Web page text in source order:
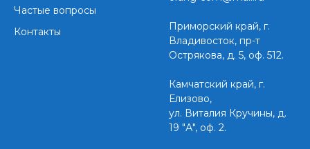
Частые вопросы
Контакты
Приморский край, г.
Владивосток, пр-т
Острякова, д. 5, оф. 512.
Камчатский край, г.
Елизово,
ул. Виталия Кручины, д.
19 "А", оф. 2.